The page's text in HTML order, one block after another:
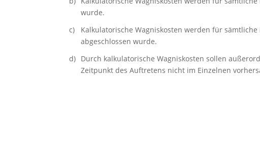
wurde.
c)
Kalkulatorische Wagniskosten werden für
abgeschlossen wurde.
d) Durch kalkulatorische Wagniskosten sollen
Zeitpunkt des Auftretens nicht im Einzelnen